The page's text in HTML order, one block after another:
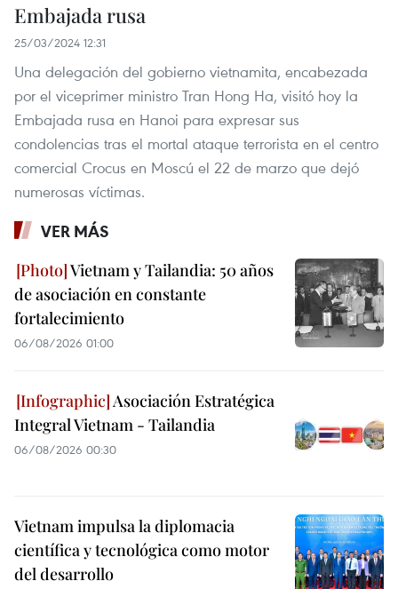
Embajada rusa
25/03/2024 12:31
Una delegación del gobierno vietnamita, encabezada
por el viceprimer ministro Tran Hong Ha, visitó hoy la
Embajada rusa en Hanoi para expresar sus
condolencias tras el mortal ataque terrorista en el centro
comercial Crocus en Moscú el 22 de marzo que dejó
numerosas víctimas.
VER MÁS
Vietnam y Tailandia: 50 años
de asociación en constante
fortalecimiento
06/08/2026 01:00
Asociación Estratégica
Integral Vietnam - Tailandia
06/08/2026 00:30
Vietnam impulsa la diplomacia
científica y tecnológica como motor
del desarrollo